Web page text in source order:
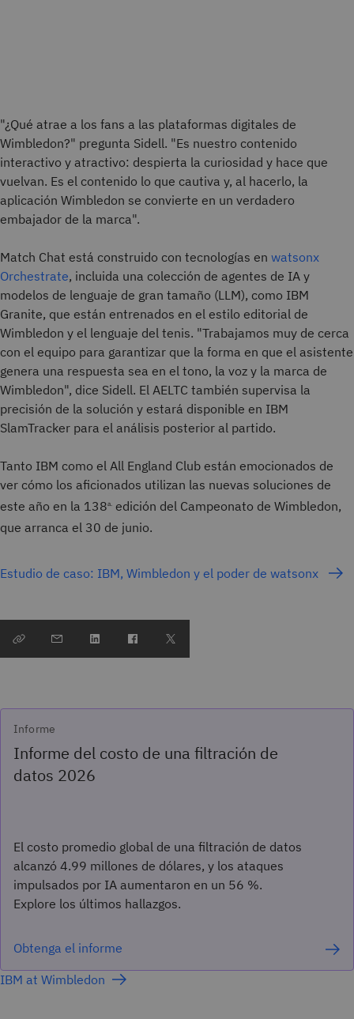
"¿Qué atrae a los fans a las plataformas digitales de
Wimbledon?" pregunta Sidell. "Es nuestro contenido
interactivo y atractivo: despierta la curiosidad y hace que
vuelvan. Es el contenido lo que cautiva y, al hacerlo, la
aplicación Wimbledon se convierte en un verdadero
embajador de la marca".
Match Chat está construido con tecnologías en watsonx
Orchestrate, incluida una colección de agentes de IA y
modelos de lenguaje de gran tamaño (LLM), como IBM
Granite, que están entrenados en el estilo editorial de
Wimbledon y el lenguaje del tenis. "Trabajamos muy de cerca
con el equipo para garantizar que la forma en que el asistente
genera una respuesta sea en el tono, la voz y la marca de
Wimbledon", dice Sidell. El AELTC también supervisa la
precisión de la solución y estará disponible en IBM
SlamTracker para el análisis posterior al partido.
Tanto IBM como el All England Club están emocionados de
ver cómo los aficionados utilizan las nuevas soluciones de
este año en la 138a. edición del Campeonato de Wimbledon,
que arranca el 30 de junio.
Estudio de caso: IBM, Wimbledon y el poder de watsonx
Informe
Informe del costo de una filtración de
datos 2026
El costo promedio global de una filtración de datos
alcanzó 4.99 millones de dólares, y los ataques
impulsados por IA aumentaron en un 56 %.
Explore los últimos hallazgos.
Obtenga el informe
IBM at Wimbledon